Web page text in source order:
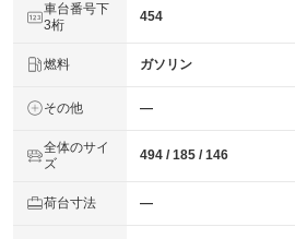
車台番号下
3桁
454
燃料 ガソリン
その他 ―
全体のサイ
ズ
494 / 185 / 146
荷台寸法 ―